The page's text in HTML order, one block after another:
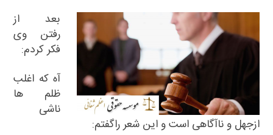
بعد از
رفتن وی
فکر کردم:
آه که اغلب
ظلم ها
ناشی
ازجهل و ناآگاهی است و این شعر راگفتم: